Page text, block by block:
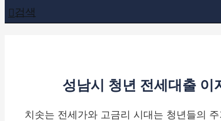
검색
성남시 청년 전세대출 이
치솟는 전세가와 고금리 시대는 청년들의